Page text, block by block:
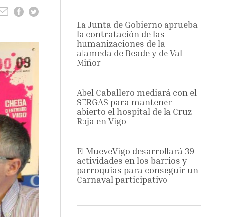
La Junta de Gobierno aprueba
la contratación de las
humanizaciones de la
alameda de Beade y de Val
Miñor
Abel Caballero mediará con el
SERGAS para mantener
abierto el hospital de la Cruz
Roja en Vigo
El MueveVigo desarrollará 39
actividades en los barrios y
parroquias para conseguir un
Carnaval participativo